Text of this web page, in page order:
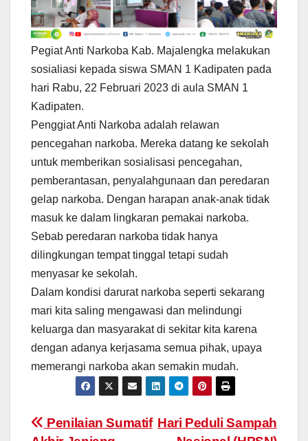
Pegiat Anti Narkoba Kab. Majalengka melakukan
sosialiasi kepada siswa SMAN 1 Kadipaten pada
hari Rabu, 22 Februari 2023 di aula SMAN 1
Kadipaten.
Penggiat Anti Narkoba adalah relawan
pencegahan narkoba. Mereka datang ke sekolah
untuk memberikan sosialisasi pencegahan,
pemberantasan, penyalahgunaan dan peredaran
gelap narkoba. Dengan harapan anak-anak tidak
masuk ke dalam lingkaran pemakai narkoba.
Sebab peredaran narkoba tidak hanya
dilingkungan tempat tinggal tetapi sudah
menyasar ke sekolah.
Dalam kondisi darurat narkoba seperti sekarang
mari kita saling mengawasi dan melindungi
keluarga dan masyarakat di sekitar kita karena
dengan adanya kerjasama semua pihak, upaya
memerangi narkoba akan semakin mudah.
Hari Peduli Sampah
Penilaian Sumatif